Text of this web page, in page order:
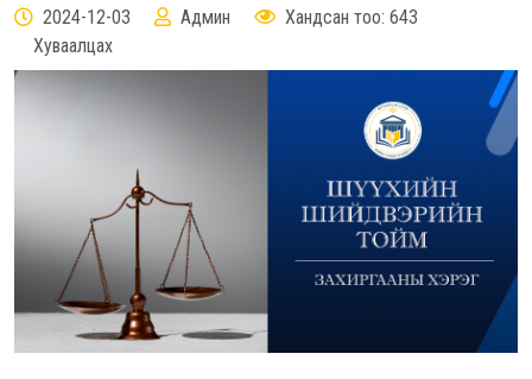
2024-12-03 Админ
Хандсан тоо: 643
Хуваалцах